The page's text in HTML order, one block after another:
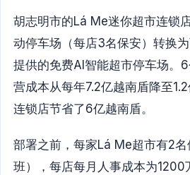
胡志明市的Lá Me迷你超市连锁
动停车场（每店3名保安）转换
提供的免费AI智能超市停车场。
营成本从每年7.2亿越南盾降至
连锁店节省了6亿越南盾。
部署之前，每家Lá Me超市有2
班），每店每月人事成本为1200